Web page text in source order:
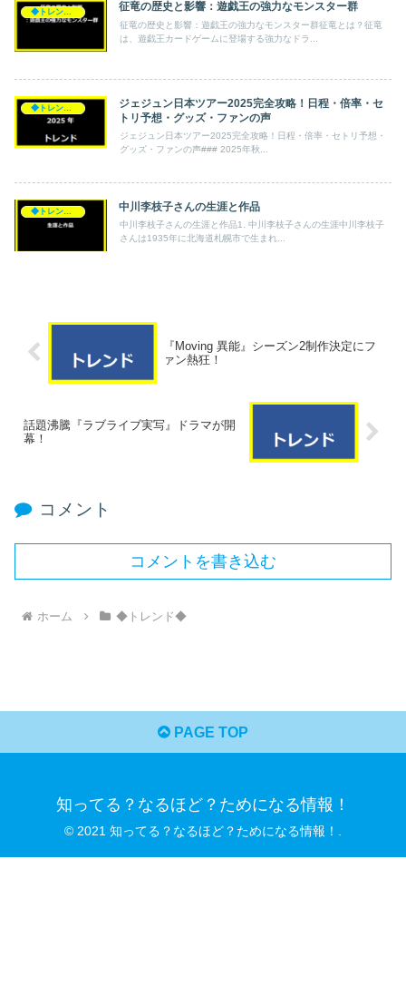
征竜の歴史と影響：遊戯王の強力なモンスター群
征竜の歴史と影響：遊戯王の強力なモンスター群征竜とは？征竜
は、遊戯王カードゲームに登場する強力なドラ...
ジェジュン日本ツアー2025完全攻略！日程・倍率・セ
トリ予想・グッズ・ファンの声
ジェジュン日本ツアー2025完全攻略！日程・倍率・セトリ予想・
グッズ・ファンの声### 2025年秋...
中川李枝子さんの生涯と作品
中川李枝子さんの生涯と作品1. 中川李枝子さんの生涯中川李枝子
さんは1935年に北海道札幌市で生まれ...
『Moving 異能』シーズン2制作決定にフ
ァン熱狂！
話題沸騰『ラブライブ実写』ドラマが開
幕！
コメント
コメントを書き込む
ホーム ◆トレンド◆
PAGE TOP
知ってる？なるほど？ためになる情報！
© 2021 知ってる？なるほど？ためになる情報！.